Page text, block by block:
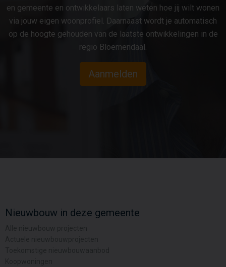
en gemeente en ontwikkelaars laten weten hoe jij wilt wonen
via jouw eigen woonprofiel. Daarnaast wordt je automatisch
op de hoogte gehouden van de laatste ontwikkelingen in de
regio Bloemendaal.
Aanmelden
Nieuwbouw in deze gemeente